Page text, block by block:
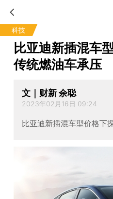
科技
比亚迪新插混车
传统燃油车承压
文｜财新 余聪
2023年02月16日 09:24
比亚迪新插混车型价格下